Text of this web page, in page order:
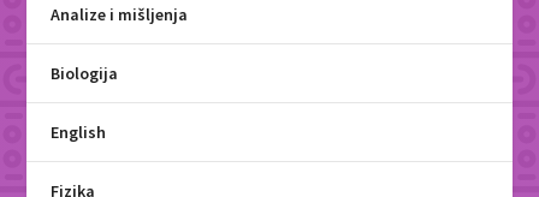
Analize i mišljenja
Biologija
English
Fizika